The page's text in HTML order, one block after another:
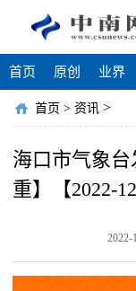
首页 原创 业界
首页 > 资讯 >
海口市气象
重】【2022-
2022-